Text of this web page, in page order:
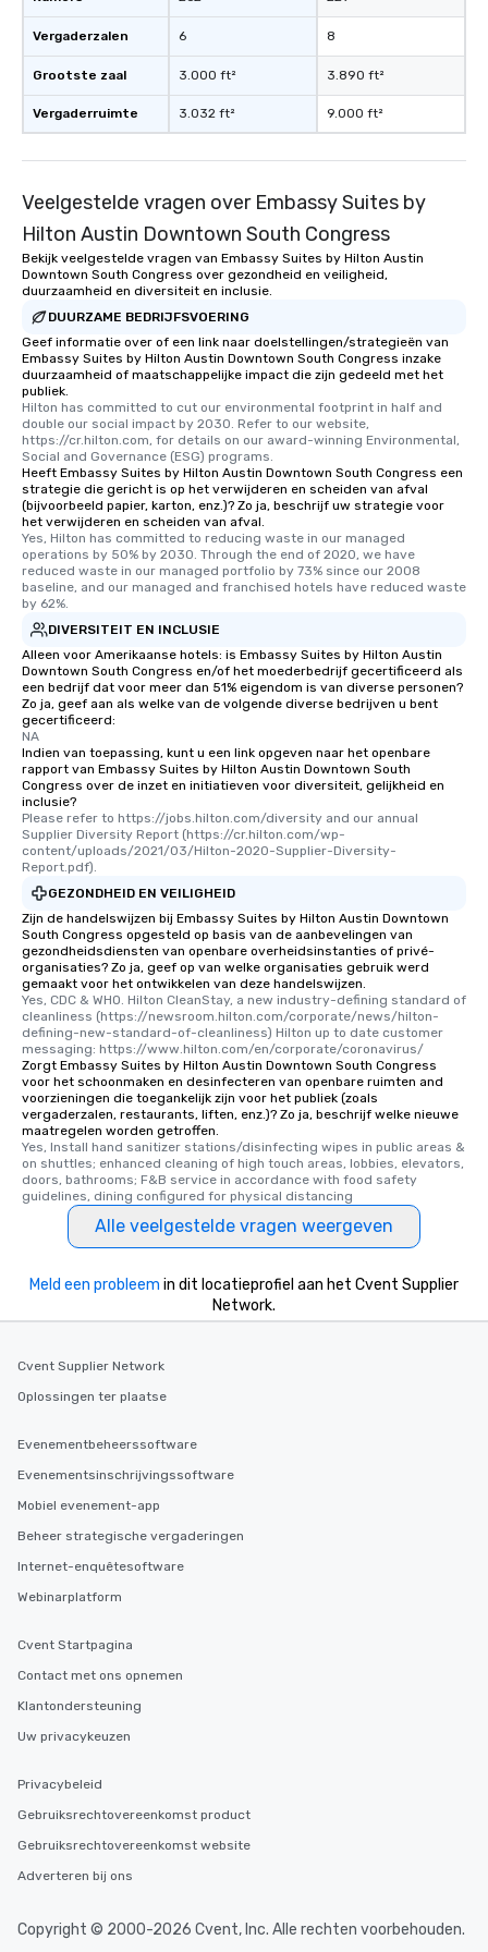
Vergaderzalen
Grootste zaal
Vergaderruimte
6
3.000 ft²
3.032 ft²
8
3.890 ft²
9.000 ft²
Veelgestelde vragen over Embassy Suites by
Hilton Austin Downtown South Congress
Bekijk veelgestelde vragen van Embassy Suites by Hilton Austin
Downtown South Congress over gezondheid en veiligheid,
duurzaamheid en diversiteit en inclusie.
DUURZAME BEDRIJFSVOERING
Geef informatie over of een link naar doelstellingen/strategieën van
Embassy Suites by Hilton Austin Downtown South Congress inzake
duurzaamheid of maatschappelijke impact die zijn gedeeld met het
publiek.
Hilton has committed to cut our environmental footprint in half and
double our social impact by 2030. Refer to our website,
https://cr.hilton.com, for details on our award-winning Environmental,
Social and Governance (ESG) programs.
Heeft Embassy Suites by Hilton Austin Downtown South Congress een
strategie die gericht is op het verwijderen en scheiden van afval
(bijvoorbeeld papier, karton, enz.)? Zo ja, beschrijf uw strategie voor
het verwijderen en scheiden van afval.
Yes, Hilton has committed to reducing waste in our managed
operations by 50% by 2030. Through the end of 2020, we have
reduced waste in our managed portfolio by 73% since our 2008
baseline, and our managed and franchised hotels have reduced waste
by 62%.
DIVERSITEIT EN INCLUSIE
Alleen voor Amerikaanse hotels: is Embassy Suites by Hilton Austin
Downtown South Congress en/of het moederbedrijf gecertificeerd als
een bedrijf dat voor meer dan 51% eigendom is van diverse personen?
Zo ja, geef aan als welke van de volgende diverse bedrijven u bent
gecertificeerd:
NA
Indien van toepassing, kunt u een link opgeven naar het openbare
rapport van Embassy Suites by Hilton Austin Downtown South
Congress over de inzet en initiatieven voor diversiteit, gelijkheid en
inclusie?
Please refer to https://jobs.hilton.com/diversity and our annual
Supplier Diversity Report (https://cr.hilton.com/wp-
content/uploads/2021/03/Hilton-2020-Supplier-Diversity-
Report.pdf).
GEZONDHEID EN VEILIGHEID
Zijn de handelswijzen bij Embassy Suites by Hilton Austin Downtown
South Congress opgesteld op basis van de aanbevelingen van
gezondheidsdiensten van openbare overheidsinstanties of privé-
organisaties? Zo ja, geef op van welke organisaties gebruik werd
gemaakt voor het ontwikkelen van deze handelswijzen.
Yes, CDC & WHO. Hilton CleanStay, a new industry-defining standard of
cleanliness (https://newsroom.hilton.com/corporate/news/hilton-
defining-new-standard-of-cleanliness) Hilton up to date customer
messaging: https://www.hilton.com/en/corporate/coronavirus/
Zorgt Embassy Suites by Hilton Austin Downtown South Congress
voor het schoonmaken en desinfecteren van openbare ruimten and
voorzieningen die toegankelijk zijn voor het publiek (zoals
vergaderzalen, restaurants, liften, enz.)? Zo ja, beschrijf welke nieuwe
maatregelen worden getroffen.
Yes, Install hand sanitizer stations/disinfecting wipes in public areas &
on shuttles; enhanced cleaning of high touch areas, lobbies, elevators,
doors, bathrooms; F&B service in accordance with food safety
guidelines, dining configured for physical distancing
Alle veelgestelde vragen weergeven
Meld een probleem in dit locatieprofiel aan het Cvent Supplier
Network.
Cvent Supplier Network
Oplossingen ter plaatse
Evenementbeheerssoftware
Evenementsinschrijvingssoftware
Mobiel evenement-app
Beheer strategische vergaderingen
Internet-enquêtesoftware
Webinarplatform
Cvent Startpagina
Contact met ons opnemen
Klantondersteuning
Uw privacykeuzen
Privacybeleid
Gebruiksrechtovereenkomst product
Gebruiksrechtovereenkomst website
Adverteren bij ons
Copyright © 2000-2026 Cvent, Inc. Alle rechten voorbehouden.